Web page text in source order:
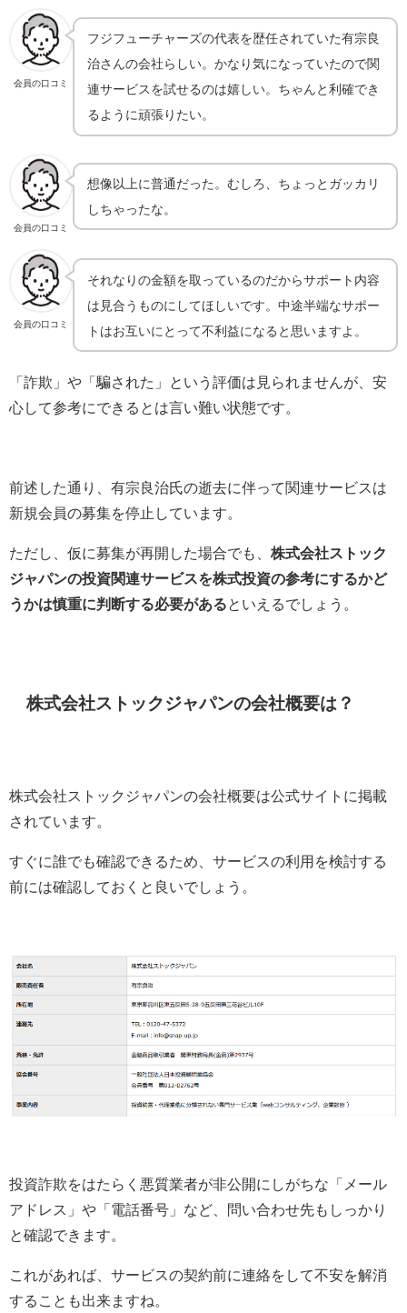
会員の口コミ
フジフューチャーズの代表を歴任されていた有宗良
治さんの会社らしい。かなり気になっていたので関
連サービスを試せるのは嬉しい。ちゃんと利確でき
るように頑張りたい。
会員の口コミ
想像以上に普通だった。むしろ、ちょっとガッカリ
しちゃったな。
会員の口コミ
それなりの金額を取っているのだからサポート内容
は見合うものにしてほしいです。中途半端なサポー
トはお互いにとって不利益になると思いますよ。
「詐欺」や「騙された」という評価は見られませんが、安
心して参考にできるとは言い難い状態です。
前述した通り、有宗良治氏の逝去に伴って関連サービスは
新規会員の募集を停止しています。
ただし、仮に募集が再開した場合でも、 株式会社ストック
ジャパンの投資関連サービスを株式投資の参考にするかど
うかは慎重に判断する必要がある といえるでしょう。
株式会社ストックジャパンの会社概要は？
株式会社ストックジャパンの会社概要は公式サイトに掲載
されています。
すぐに誰でも確認できるため、サービスの利用を検討する
前には確認しておくと良いでしょう。
投資詐欺をはたらく悪質業者が非公開にしがちな「メール
アドレス」や「電話番号」など、問い合わせ先もしっかり
と確認できます。
これがあれば、サービスの契約前に連絡をして不安を解消
することも出来ますね。